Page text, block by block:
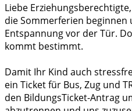
Liebe Erziehungsberechtigte,
die Sommerferien
Entspannung vor der Tür.
kommt bestimmt.
Damit Ihr Kind auch
ein Ticket für Bus, Zug und
den BildungsTicket-Antrag